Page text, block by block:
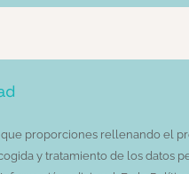
proporciones rellenando el
y tratamiento de los datos